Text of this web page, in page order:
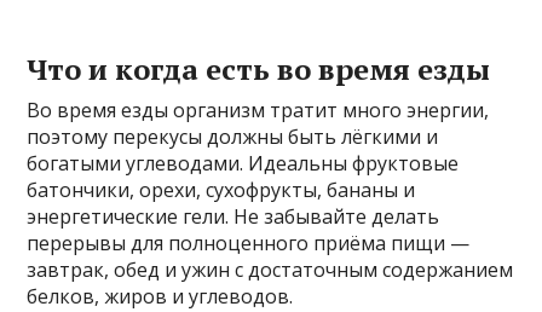
Что и когда есть во время езды
Во время езды организм тратит много энергии,
поэтому перекусы должны быть лёгкими и
богатыми углеводами. Идеальны фруктовые
батончики, орехи, сухофрукты, бананы и
энергетические гели. Не забывайте делать
перерывы для полноценного приёма пищи —
завтрак, обед и ужин с достаточным содержанием
белков, жиров и углеводов.